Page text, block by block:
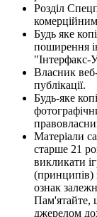
Розділ
Будь яке
поширення
"Інтерфакс-
Власник
публікації.
Будь-яке
Матеріали
старше 21
викликати
(принципів)
ознак
Пам'ятайте,
джерелом